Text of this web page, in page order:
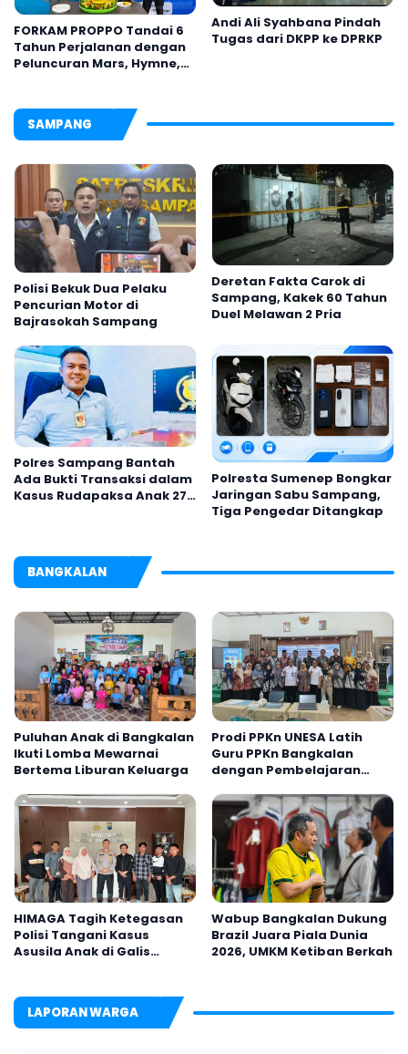
FORKAM PROPPO Tandai 6
Tahun Perjalanan dengan
Peluncuran Mars, Hymne,
Andi Ali Syahbana Pindah
Tugas dari DKPP ke DPRKP
SAMPANG
Polisi Bekuk Dua Pelaku
Pencurian Motor di
Bajrasokah Sampang
Deretan Fakta Carok di
Sampang, Kakek 60 Tahun
Duel Melawan 2 Pria
Polres Sampang Bantah
Ada Bukti Transaksi dalam
Kasus Rudapaksa Anak 27
Polresta Sumenep Bongkar
Jaringan Sabu Sampang,
Tiga Pengedar Ditangkap
BANGKALAN
Puluhan Anak di Bangkalan
Ikuti Lomba Mewarnai
Bertema Liburan Keluarga
Prodi PPKn UNESA Latih
Guru PPKn Bangkalan
dengan Pembelajaran
HIMAGA Tagih Ketegasan
Polisi Tangani Kasus
Asusila Anak di Galis
Wabup Bangkalan Dukung
Brazil Juara Piala Dunia
2026, UMKM Ketiban Berkah
LAPORAN WARGA